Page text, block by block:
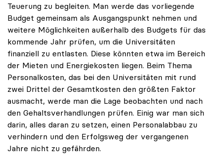
Teuerung zu begleiten. Man werde das vorliegende
Budget gemeinsam als Ausgangspunkt nehmen und
weitere Möglichkeiten außerhalb des Budgets für das
kommende Jahr prüfen, um die Universitäten
finanziell zu entlasten. Diese könnten etwa im Bereich
der Mieten und Energiekosten liegen. Beim Thema
Personalkosten, das bei den Universitäten mit rund
zwei Drittel der Gesamtkosten den größten Faktor
ausmacht, werde man die Lage beobachten und nach
den Gehaltsverhandlungen prüfen. Einig war man sich
darin, alles daran zu setzen, einen Personalabbau zu
verhindern und den Erfolgsweg der vergangenen
Jahre nicht zu gefährden.